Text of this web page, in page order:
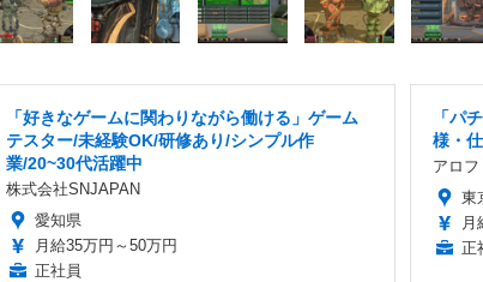
「好きなゲームに関わりながら働ける」ゲーム
テスター/未経験OK/研修あり/シンプル作
業/20~30代活躍中
株式会社SNJAPAN
愛知県
月給35万円～50万円
正社員
「パ
様・
アロ
東
月
正